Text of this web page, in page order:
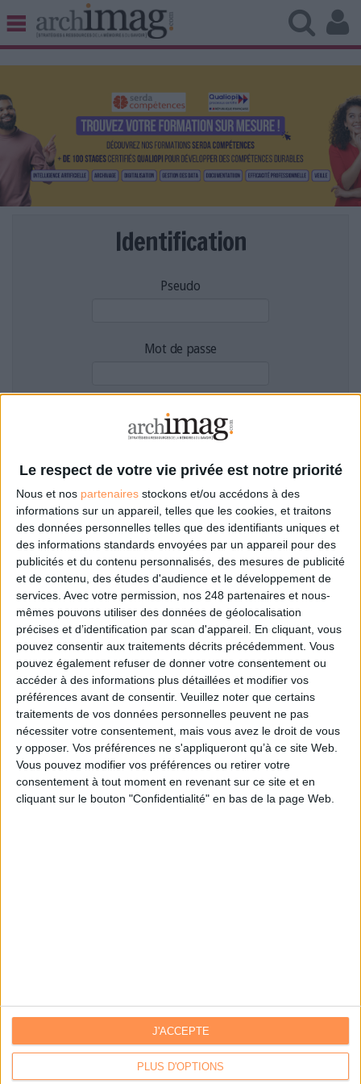
Le respect de votre vie privée est notre priorité
Nous et nos partenaires stockons et/ou accédons à des
informations sur un appareil, telles que les cookies, et traitons
des données personnelles telles que des identifiants uniques et
des informations standards envoyées par un appareil pour des
publicités et du contenu personnalisés, des mesures de publicité
et de contenu, des études d'audience et le développement de
services. Avec votre permission, nos 248 partenaires et nous-
mêmes pouvons utiliser des données de géolocalisation
précises et d’identification par scan d'appareil. En cliquant, vous
pouvez consentir aux traitements décrits précédemment. Vous
pouvez également refuser de donner votre consentement ou
accéder à des informations plus détaillées et modifier vos
préférences avant de consentir. Veuillez noter que certains
traitements de vos données personnelles peuvent ne pas
nécessiter votre consentement, mais vous avez le droit de vous
y opposer. Vos préférences ne s'appliqueront qu’à ce site Web.
Vous pouvez modifier vos préférences ou retirer votre
consentement à tout moment en revenant sur ce site et en
cliquant sur le bouton "Confidentialité" en bas de la page Web.
PLUS D'OPTIONS
J'ACCEPTE
BIBLIOTHÈQUE ÉDITION
UNIVERS DATA
TRAVAIL COLLABORATIF
VIE NUMÉRIQUE
NUMÉRIQUE RESPONSABLE
LES LIVRES BLANCS
LES SUPPLÉMENTS
NOS OFFRES D'ABONNEMENTS
Identification
Pseudo
Mot de passe
Filtre anti-spam
Mot de passe oublié ?
Pas encore de compte?
Je m'inscris pour commenter les articles
ou déposer mon CV
Je m'inscris sur Archimag.com
Communiquer avec Archimag|Communiquer avec ACE